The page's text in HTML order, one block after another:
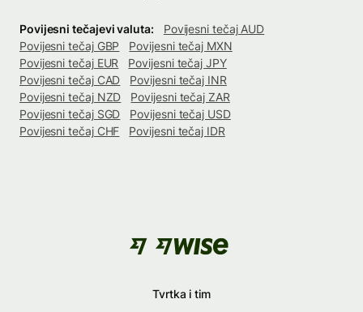
Povijesni tečajevi valuta:
Povijesni tečaj AUD
Povijesni tečaj GBP
Povijesni tečaj MXN
Povijesni tečaj EUR
Povijesni tečaj JPY
Povijesni tečaj CAD
Povijesni tečaj INR
Povijesni tečaj NZD
Povijesni tečaj ZAR
Povijesni tečaj SGD
Povijesni tečaj USD
Povijesni tečaj CHF
Povijesni tečaj IDR
Tvrtka i tim